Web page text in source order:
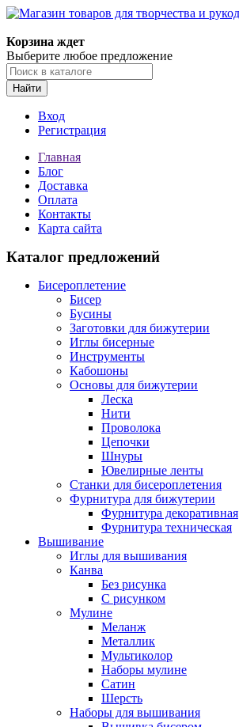
Корзина ждет
Выберите любое предложение
Найти
Вход
Регистрация
Главная
Блог
Доставка
Оплата
Контакты
Карта сайта
Каталог предложений
Бисероплетение
Бисер
Бусины
Заготовки для бижутерии
Иглы бисерные
Инструменты
Кабошоны
Основы для бижутерии
Леска
Нити
Проволока
Цепочки
Шнуры
Ювелирные ленты
Станки для бисероплетения
Фурнитура для бижутерии
Фурнитура декоративная
Фурнитура техническая
Вышивание
Иглы для вышивания
Канва
Без рисунка
С рисунком
Мулине
Меланж
Металлик
Мультиколор
Наборы мулине
Сатин
Шерсть
Наборы для вышивания